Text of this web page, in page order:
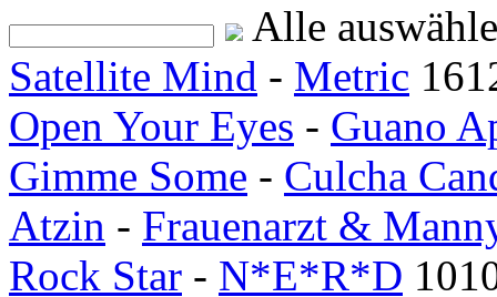
Alle
Satellite Mind - Metric
Open Your Eyes - Guano
Gimme Some - Culcha
Atzin - Frauenarzt &
Rock Star - N*E*R*D